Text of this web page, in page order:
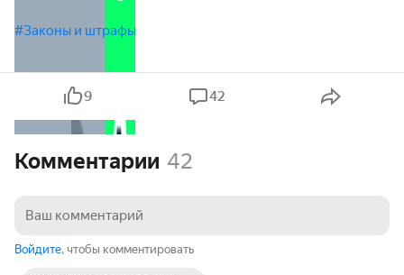
#Законы и штрафы
9 42
Комментарии 42
Войдите, чтобы комментировать